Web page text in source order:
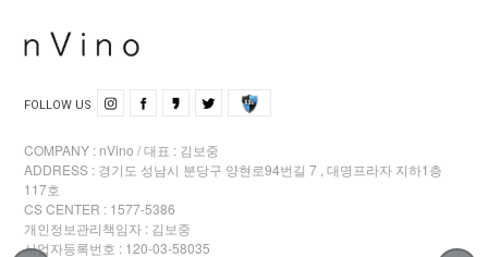
FOLLOW US
COMPANY : nVino / 대표 : 김보중
ADDRESS : 경기도 성남시 분당구 양현로94번길 7 , 대명프라자 지하1층
117호
CS CENTER : 1577-5386
개인정보관리책임자 : 김보중
사업자등록번호 : 120-03-58035